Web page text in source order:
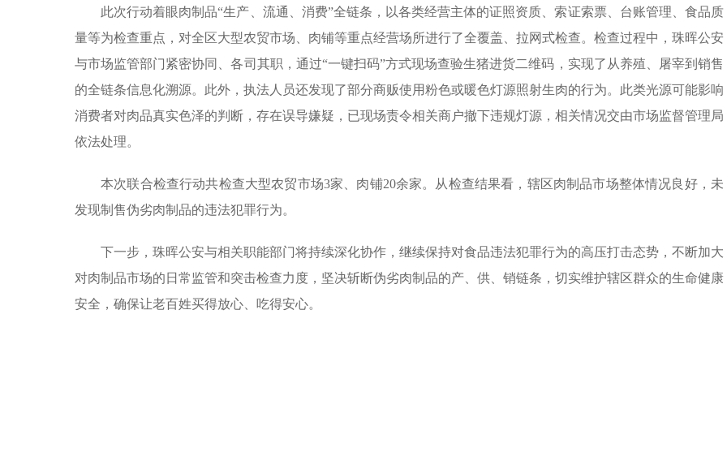
此次行动着眼肉制品“生产、流通、消费”全链条，以各类经营主体的证照资质、索证索票、台账管理、食品质
量等为检查重点，对全区大型农贸市场、肉铺等重点经营场所进行了全覆盖、拉网式检查。检查过程中，珠晖公安
与市场监管部门紧密协同、各司其职，通过“一键扫码”方式现场查验生猪进货二维码，实现了从养殖、屠宰到销售
的全链条信息化溯源。此外，执法人员还发现了部分商贩使用粉色或暖色灯源照射生肉的行为。此类光源可能影响
消费者对肉品真实色泽的判断，存在误导嫌疑，已现场责令相关商户撤下违规灯源，相关情况交由市场监督管理局
依法处理。
本次联合检查行动共检查大型农贸市场3家、肉铺20余家。从检查结果看，辖区肉制品市场整体情况良好，未
发现制售伪劣肉制品的违法犯罪行为。
下一步，珠晖公安与相关职能部门将持续深化协作，继续保持对食品违法犯罪行为的高压打击态势，不断加大
对肉制品市场的日常监管和突击检查力度，坚决斩断伪劣肉制品的产、供、销链条，切实维护辖区群众的生命健康
安全，确保让老百姓买得放心、吃得安心。